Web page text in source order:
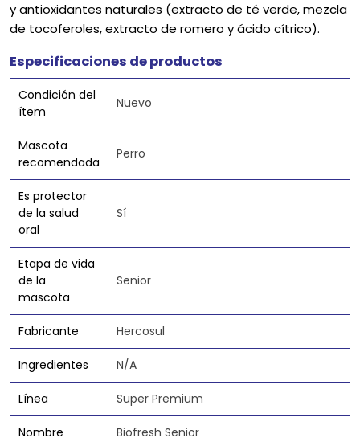
y antioxidantes naturales (extracto de té verde, mezcla
de tocoferoles, extracto de romero y ácido cítrico).
Especificaciones de productos
Condición del
ítem
Nuevo
Mascota
recomendada
Perro
Es protector
de la salud
oral
Sí
Etapa de vida
de la
mascota
Senior
Fabricante Hercosul
Ingredientes N/A
Línea Super Premium
Nombre Biofresh Senior